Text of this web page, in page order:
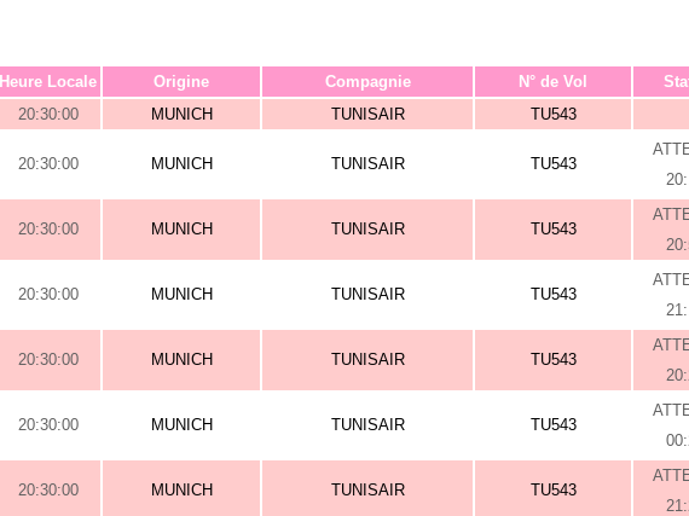
Heure Locale Origine Compagnie N° de Vol
20:30:00 MUNICH TUNISAIR TU543
20:30:00 MUNICH TUNISAIR TU543
20:30:00 MUNICH TUNISAIR TU543
20:30:00 MUNICH TUNISAIR TU543
20:30:00 MUNICH TUNISAIR TU543
20:30:00 MUNICH TUNISAIR TU543
20:30:00 MUNICH TUNISAIR TU543